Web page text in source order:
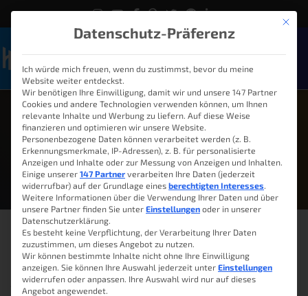
Juni 14, 2016
Grundaufbau einer Website
Wie komme ich zur eigenen Webseite? Viele stellen sich die Frage,
Mit
Datenschutz-Präferenz
Ich würde mich freuen, wenn du zustimmst, bevor du meine
Website weiter entdeckst.
Wir benötigen Ihre Einwilligung, damit wir und unsere 147 Partner
Cookies und andere Technologien verwenden können, um Ihnen
relevante Inhalte und Werbung zu liefern. Auf diese Weise
finanzieren und optimieren wir unsere Website.
Personenbezogene Daten können verarbeitet werden (z. B.
Erkennungsmerkmale, IP-Adressen), z. B. für personalisierte
Anzeigen und Inhalte oder zur Messung von Anzeigen und Inhalten.
Einige unserer 147 Partner verarbeiten Ihre Daten (jederzeit
widerrufbar) auf der Grundlage eines berechtigten Interesses.
Weitere Informationen über die Verwendung Ihrer Daten und über
unsere Partner finden Sie unter Einstellungen oder in unserer
Datenschutzerklärung.
Es besteht keine Verpflichtung, der Verarbeitung Ihrer Daten
zuzustimmen, um dieses Angebot zu nutzen.
Wir können bestimmte Inhalte nicht ohne Ihre Einwilligung
anzeigen. Sie können Ihre Auswahl jederzeit unter Einstellungen
widerrufen oder anpassen. Ihre Auswahl wird nur auf dieses
Angebot angewendet.